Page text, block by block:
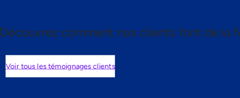
Découvrez comment nos clients font de la
Voir tous les témoignages clients